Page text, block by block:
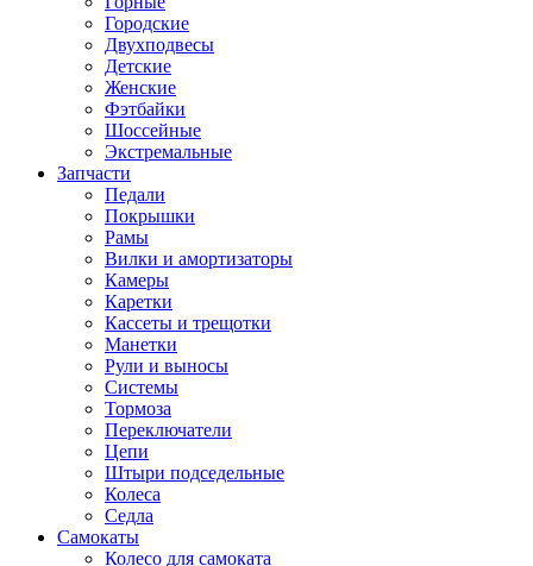
Городские
Двухподвесы
Детские
Женские
Фэтбайки
Шоссейные
Экстремальные
Запчасти
Педали
Покрышки
Рамы
Вилки и амортизаторы
Камеры
Каретки
Кассеты и трещотки
Манетки
Рули и выносы
Системы
Тормоза
Переключатели
Цепи
Штыри подседельные
Колеса
Седла
Самокаты
Колесо для самоката